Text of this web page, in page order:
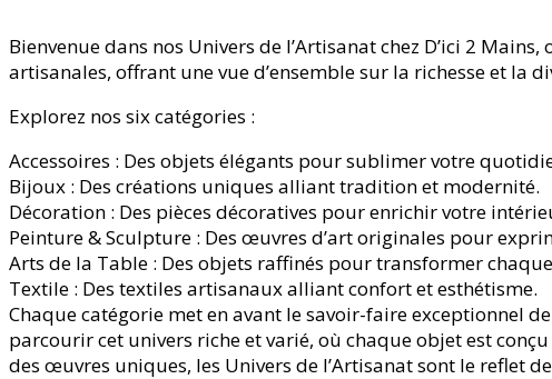
Bienvenue dans nos Univers de l’Artisanat chez D’ici 2
artisanales, offrant une vue d’ensemble sur la richesse et la
Explorez nos six catégories :
Accessoires : Des objets élégants pour sublimer votre
Bijoux : Des créations uniques alliant tradition et modernité.
Décoration : Des pièces décoratives pour enrichir votre
Peinture & Sculpture : Des œuvres d’art originales pour
Arts de la Table : Des objets raffinés pour transformer
Textile : Des textiles artisanaux alliant confort et esthétisme.
Chaque catégorie met en avant le savoir-faire exceptionnel
parcourir cet univers riche et varié, où chaque objet est
des œuvres uniques, les Univers de l’Artisanat sont le reflet